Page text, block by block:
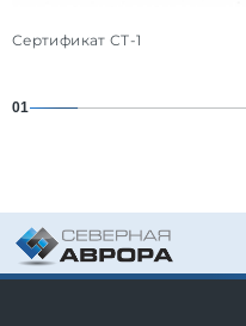
Сертификат СТ-1
01